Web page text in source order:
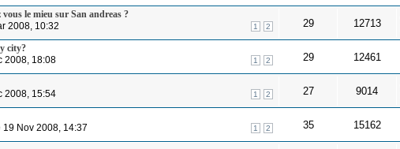
vous le mieu sur San andreas ?
1 2
2008, 10:32 29 12713
city?
1 2
2008, 18:08 29 12461
1 2
2008, 15:54 27 9014
1 2
19 Nov 2008, 14:37 35 15162